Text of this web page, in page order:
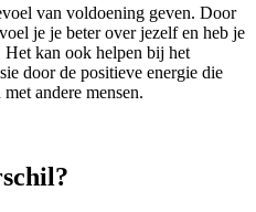
van voldoening geven. Door
je je beter over jezelf en heb je
Het kan ook helpen bij het
door de positieve energie die
andere mensen.